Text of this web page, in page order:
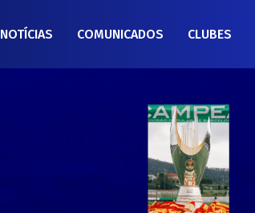
NOTÍCIAS COMUNICADOS CLUBES